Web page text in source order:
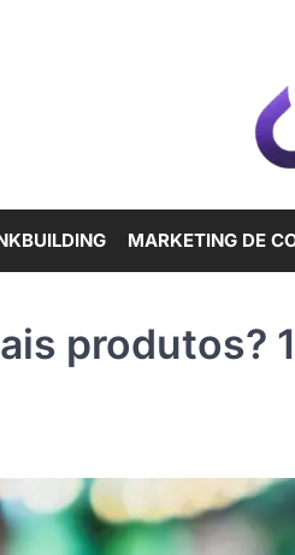
MARKETING DE
produtos?